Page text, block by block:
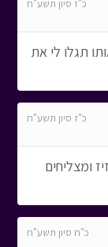
כ"ז סיון תשע"ח
תגלו לי את
כ"ז סיון תשע"ח
ומצליחים
כ"ח סיון תשע"ח